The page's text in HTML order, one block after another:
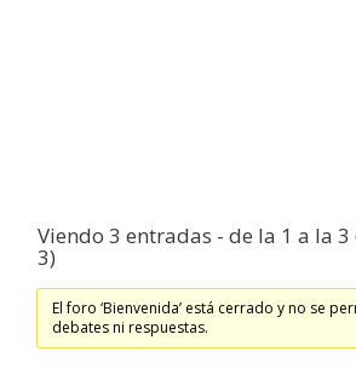
Viendo 3 entradas - de la 1 a la
3)
El foro ‘Bienvenida’ está cerrado y no se
debates ni respuestas.